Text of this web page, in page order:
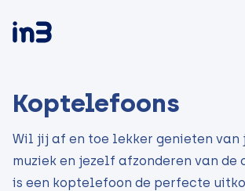
Koptelefoons
Wil jij af en toe lekker genieten van
muziek en jezelf afzonderen van de
is een koptelefoon de perfecte